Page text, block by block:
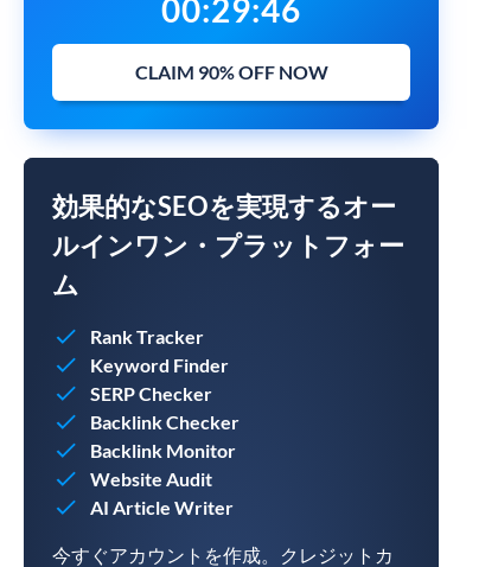
00:29:45
CLAIM 90% OFF NOW
効果的なSEOを実現するオー
ルインワン・プラットフォー
ム
Rank Tracker
Keyword Finder
SERP Checker
Backlink Checker
Backlink Monitor
Website Audit
AI Article Writer
今すぐアカウントを作成。クレジットカ